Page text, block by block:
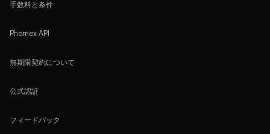
手数料と条件
Phemex API
無期限契約について
公式認証
フィードバック